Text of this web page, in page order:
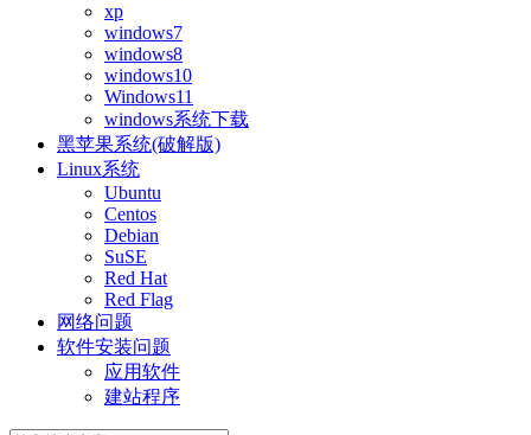
xp
windows7
windows8
windows10
Windows11
windows系统下载
黑苹果系统(破解版)
Linux系统
Ubuntu
Centos
Debian
SuSE
Red Hat
Red Flag
网络问题
软件安装问题
应用软件
建站程序